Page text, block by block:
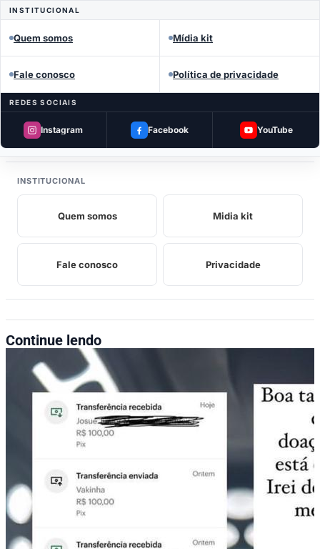
INSTITUCIONAL
Quem somos Mídia kit
Fale conosco Política de privacidade
REDES SOCIAIS
Instagram Facebook YouTube
Curtiu? Compartilhe
Ajuda a espalhar a notícia — manda no
grupo.
INSTITUCIONAL
Quem somos Midia kit
Fale conosco Privacidade
Continue lendo